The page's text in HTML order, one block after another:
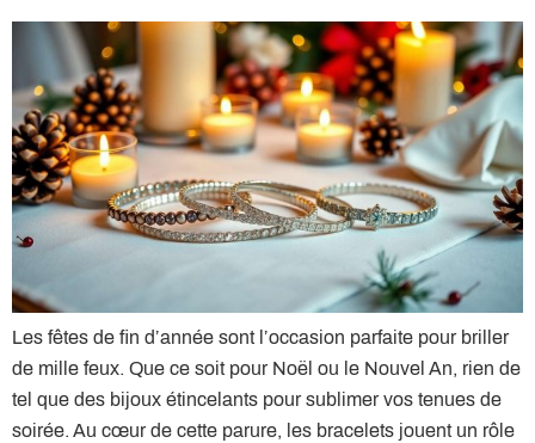
Les fêtes de fin d’année sont l’occasion parfaite pour briller
de mille feux. Que ce soit pour Noël ou le Nouvel An, rien de
tel que des bijoux étincelants pour sublimer vos tenues de
soirée. Au cœur de cette parure, les bracelets jouent un rôle